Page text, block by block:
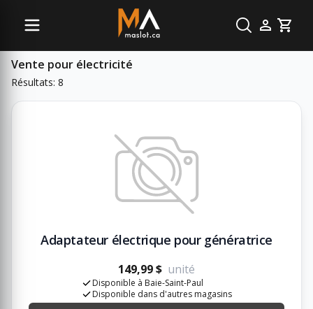
Cart
Sous-catégories
Vente pour électricité
Résultats: 8
Adaptateur électrique pour génératrice
149,99 $ unité
Disponible à Baie-Saint-Paul
Disponible dans d'autres magasins